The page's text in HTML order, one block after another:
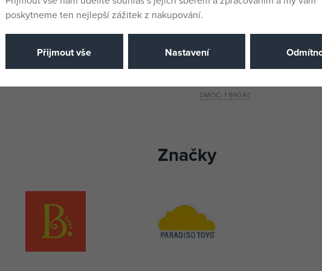
PARADISO TOYS Závěsná houpačka na
kovovém rámu
skladem
2 399 Kč
B.TOYS Houpací
není skladem
DMOC: 1 990 Kč
1 479 Kč
Značky
poskytneme ten nejlepší zážitek z nakupování.
Přijmout vše Nastavení